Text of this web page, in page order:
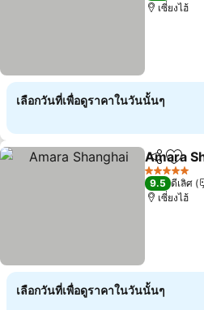
เซี่ยงไฮ้
เลือกวันที่เพื่อดูราคาในวันนั้นๆ
แชร์ เพิ่มใ
Amara
5 ดาว
9.5 ดีเลิศ
เซี่ยงไฮ้
เลือกวันที่เพื่อดูราคาในวันนั้นๆ